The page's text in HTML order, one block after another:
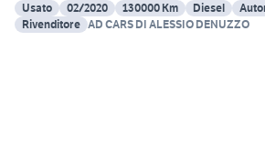
Usato
02/2020 130000 Km Diesel
Rivenditore AD CARS DI ALESSIO DENUZZO